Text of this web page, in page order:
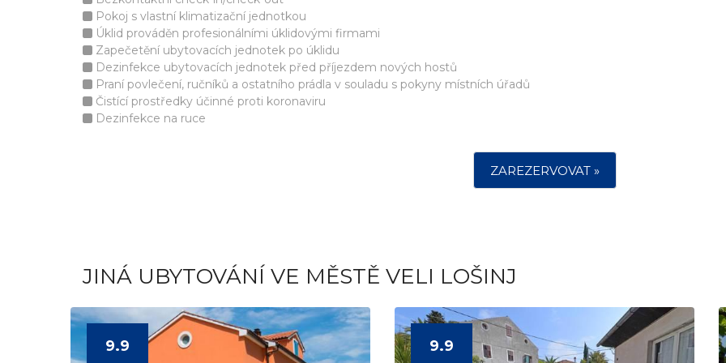
Pokoj s vlastní klimatizační jednotkou
Úklid prováděn profesionálními úklidovými firmami
Zapečetění ubytovacích jednotek po úklidu
Dezinfekce ubytovacích jednotek před příjezdem nových hostů
Praní povlečení, ručníků a ostatního prádla v souladu s pokyny místních úřadů
Čistící prostředky účinné proti koronaviru
Dezinfekce na ruce
ZAREZERVOVAT »
JINÁ UBYTOVÁNÍ VE MĚSTĚ VELI LOŠINJ
9.9 9.9